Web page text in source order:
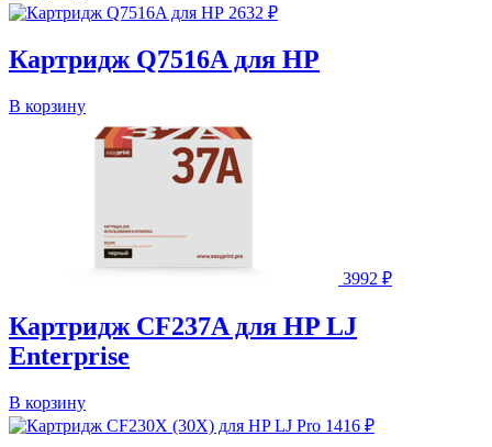
2632 ₽
Картридж Q7516A для HP
В корзину
3992 ₽
Картридж CF237A для HP LJ
Enterprise
В корзину
1416 ₽